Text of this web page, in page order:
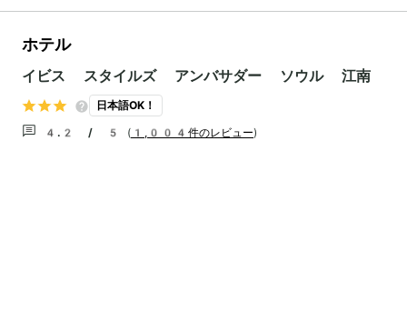
ホテル
イビス スタイルズ アンバサダー ソウル 江南
日本語OK！
4.2 / 5 ( 1,004件のレビュー)